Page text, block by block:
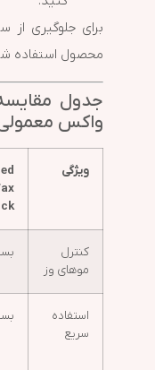
برای جلوگیری
محصول استفاده
جدول
واکس
ویژگی
کنترل
موهای وز
استفاده
سریع